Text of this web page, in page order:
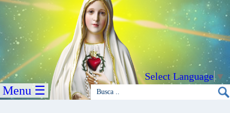
Select Language▼
Menu ☰